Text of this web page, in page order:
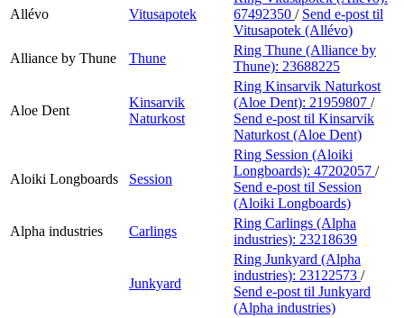
Allévo Vitusapotek
67492350 / Send e-post til
Vitusapotek (Allévo)
Alliance by Thune
Thune
Ring Thune (Alliance by
Thune): 23688225
Aloe Dent
Kinsarvik
Naturkost
Ring Kinsarvik Naturkost
(Aloe Dent): 21959807 /
Send e-post til Kinsarvik
Naturkost (Aloe Dent)
Aloiki Longboards Session
Ring Session (Aloiki
Longboards): 47202057 /
Send e-post til Session
(Aloiki Longboards)
Alpha industries
Carlings
Ring Carlings (Alpha
industries): 23218639
Junkyard
Ring Junkyard (Alpha
industries): 23122573 /
Send e-post til Junkyard
(Alpha industries)